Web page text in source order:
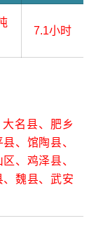
7.1小时
名县、肥乡
、馆陶县、
、鸡泽县、
魏县、武安